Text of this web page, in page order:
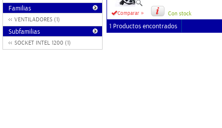
Familias
VENTILADORES (1)
Subfamilias
SOCKET INTEL 1200 (1)
Comparar » Con stock
1 Productos encontrados